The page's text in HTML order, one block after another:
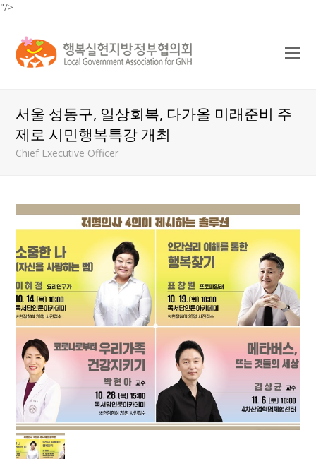
"/>
서울 성동구, 일상회복, 다가올 미래준비 주
제로 시민행복특강 개최
Chief Executive Officer